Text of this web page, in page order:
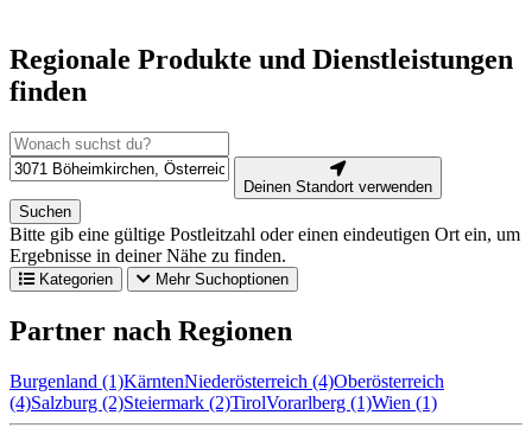
Regionale Produkte und Dienstleistungen
finden
Deinen Standort verwenden
Suchen
Bitte gib eine gültige Postleitzahl oder einen eindeutigen Ort ein, um
Ergebnisse in deiner Nähe zu finden.
Kategorien Mehr Suchoptionen
Partner nach Regionen
Burgenland (1)KärntenNiederösterreich (4)Oberösterreich
(4)Salzburg (2)Steiermark (2)TirolVorarlberg (1)Wien (1)